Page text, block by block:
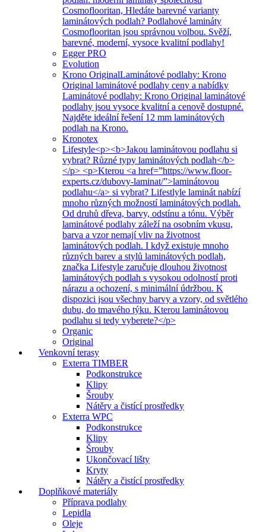
Cosmoflooritan, Hledáte barevné varianty
laminátových podlah? Podlahové lamináty
Cosmoflooritan jsou správnou volbou. Svěží,
barevné, moderní, vysoce kvalitní podlahy!
Egger PRO
Evolution
Krono OriginalLaminátové podlahy: Krono
Original laminátové podlahy ceny a nabídky
Laminátové podlahy: Krono Original laminátové
podlahy jsou vysoce kvalitní a cenově dostupné.
Najděte ideální řešení 12 mm laminátových
podlah na Krono.
Kronotex
Lifestyle<p><b>Jakou laminátovou podlahu si
vybrat? Různé typy laminátových podlah</b>
</p> <p>Kterou <a href=”https://www.floor-
experts.cz/dubovy-laminat/”>laminátovou
podlahu</a> si vybrat? Lifestlyle laminát nabízí
mnoho různých možností laminátových podlah.
Od druhů dřeva, barvy, odstínu a tónu. Výběr
laminátové podlahy záleží na osobním vkusu,
barva a vzor nemají vliv na životnost
laminátových podlah. I když existuje mnoho
různých barev a stylů laminátových podlah,
značka Lifestyle zaručuje dlouhou životnost
laminátových podlah s vysokou odolností proti
nárazu a ochození, s minimální údržbou. K
dispozici jsou všechny barvy a vzory, od světlého
dubu, do tmavého týku. Kterou laminátovou
podlahu si tedy vyberete?</p>
Organic
Original
Venkovní terasy
Exterra TIMBER
Podkonstrukce
Klipy
Šrouby
Nátěry a čistící prostředky
Exterra WPC
Podkonstrukce
Klipy
Šrouby
Ukončovací lišty
Kryty
Nátěry a čistící prostředky
Doplňkové materiály
Příprava podlahy
Lepidla
Oleje